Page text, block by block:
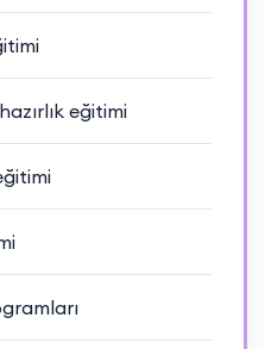
eğitimi